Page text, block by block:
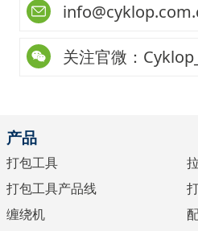
关注官微：
产品
打包工具
打包工具产品线
缠绕机